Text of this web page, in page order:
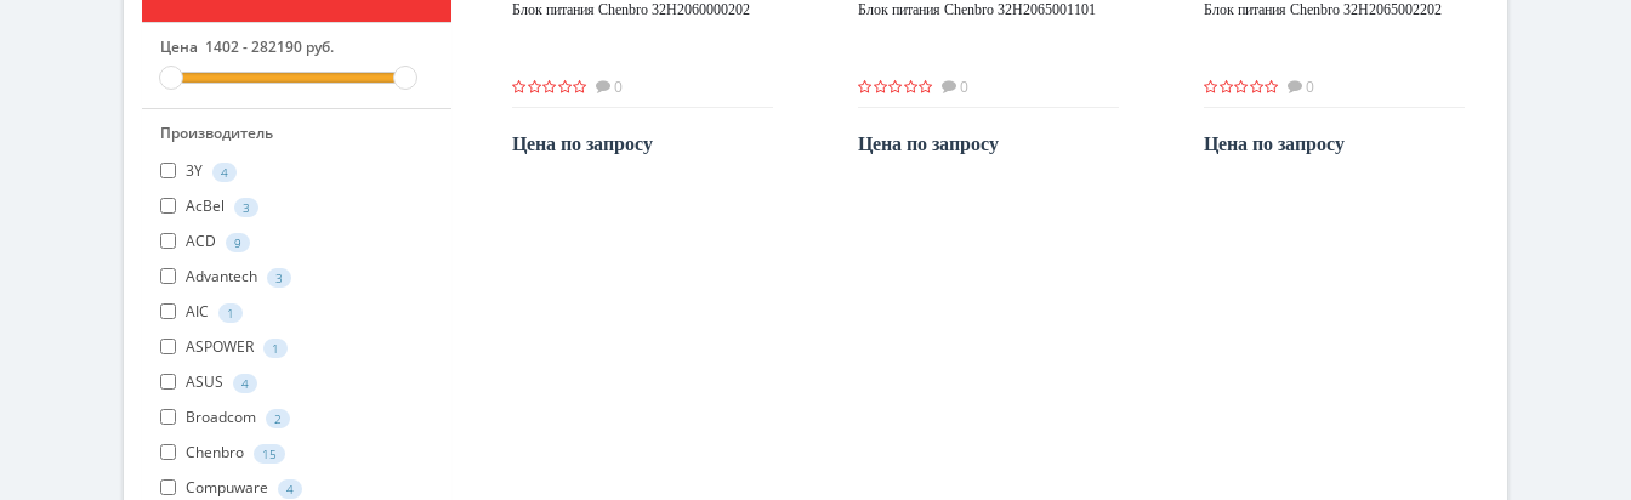
Цена 1402-282190 руб.
Производитель
3Y
4
AcBel 3
ACD 9
Advantech 3
AIC 1
ASPOWER 1
ASUS 4
Broadcom 2
Chenbro 15
Compuware 4
Блок питания Chenbro 32H2060000202
0
Цена по запросу
Блок питания Chenbro 32H2065001101
0
Цена по запросу
Блок питания Chenbro 32H2065002202
0
Цена по запросу